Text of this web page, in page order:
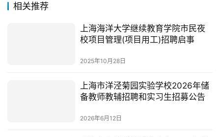
相关推荐
上海海洋大学继续教育学院市民夜
校项目管理(项目用工)招聘启事
2025年10月28日
上海市洋泾菊园实验学校2026年储
备教师教辅招聘和实习生招募公告
2026年6月12日